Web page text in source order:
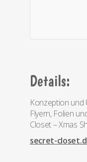
Details:
Konzeption und
Flyern, Folien
Closet – Xmas
secret-